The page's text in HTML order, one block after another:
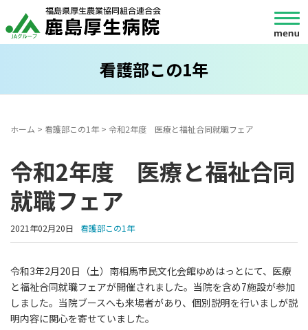
看護部この1年
ホーム > 看護部この1年> 令和2年度 医療と福祉合同就職フェア
令和2年度 医療と福祉合同
就職フェア
2021年02月20日 看護部この1年
令和3年2月20日（土）南相馬市民文化会館ゆめはっとにて、医療
と福祉合同就職フェアが開催されました。当院を含め7施設が参加
しました。当院ブースへも来場者があり、個別説明を行いましが説
明内容に関心を寄せていました。